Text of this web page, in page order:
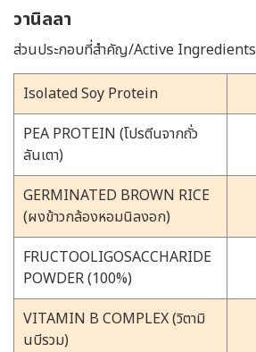
วานิลลา
ส่วนประกอบที่สำคัญ/Active Ingredients
Isolated Soy Protein
PEA PROTEIN (โปรตีนจากถั่ว
ลันเตา)
GERMINATED BROWN RICE
(ผงข้าวกล้องหอมนิลงอก)
FRUCTOOLIGOSACCHARIDE
POWDER (100%)
VITAMIN B COMPLEX (วิตามิ
นบีรวม)